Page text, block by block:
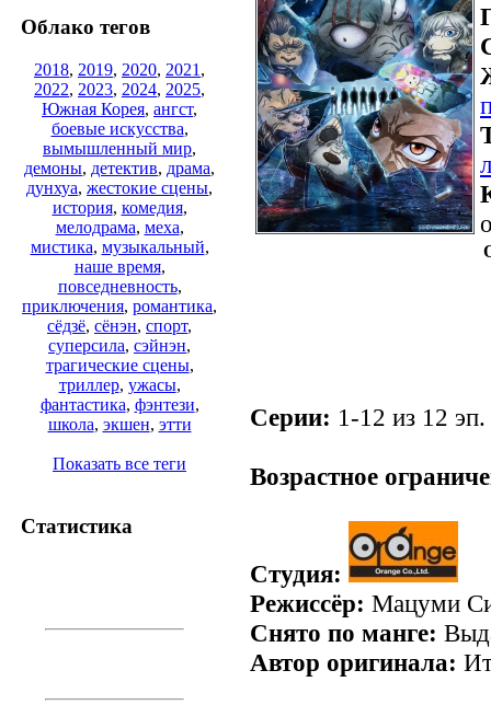
Облако тегов
2018, 2019, 2020, 2021 ,
2022, 2023, 2024, 2025,
Южная Корея, ангст,
боевые искусства,
вымышленный мир,
демоны, детектив, драма,
дунхуа, жестокие сцены,
история, комедия,
мелодрама, меха,
мистика, музыкальный,
наше время,
повседневность,
приключения, романтика,
сёдзё, сёнэн, спорт,
суперсила, сэйнэн,
трагические сцены,
триллер, ужасы,
фантастика, фэнтези,
школа, экшен, этти
Показать все теги
Статистика
Серии: 1-12 из 12
Возрастное
Студия:
Режиссёр: Мацуми
Снято по манге:
Автор оригинала: